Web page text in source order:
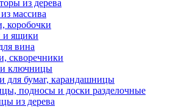
из дерева
массива
коробочки
и ящики
вина
скворечники
ключницы
для бумаг, карандашницы
подносы и доски разделочные
из дерева